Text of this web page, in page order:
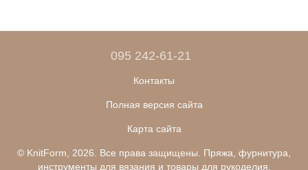
095 242-61-21
Контакты
Полная версия сайта
Карта сайта
© KnitForm, 2026. Все права защищены. Пряжа, фурнитура,
инструменты для вязания и товары для рукоделия.